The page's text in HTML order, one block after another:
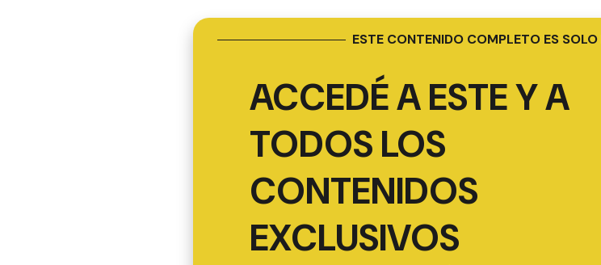
ESTE CONTENIDO COMPLETO ES
ACCEDÉ A ESTE Y A
TODOS LOS
CONTENIDOS
EXCLUSIVOS